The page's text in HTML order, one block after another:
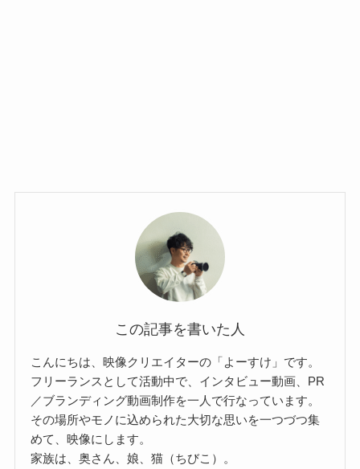
この記事を書いた人
こんにちは、映像クリエイターの「よーすけ」です。
フリーランスとして活動中で、インタビュー動画、PR
／ブランディング動画制作を一人で行なっています。
その場所やモノに込められた大切な思いを一つづつ集
めて、映像にします。
家族は、奥さん、娘、猫（ちびこ）。